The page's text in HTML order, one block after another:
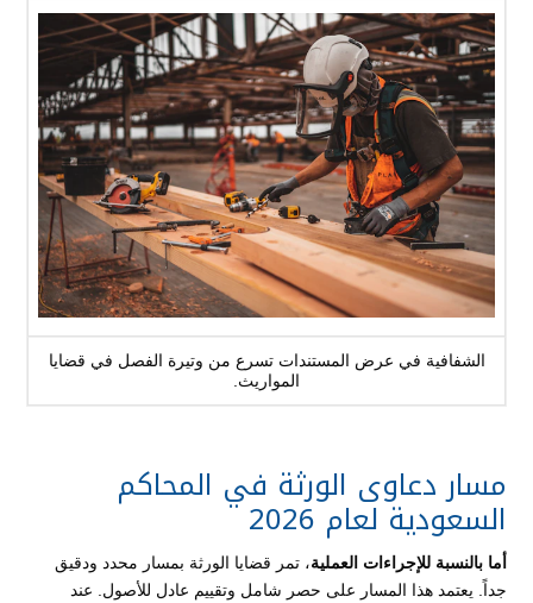
الشفافية في عرض المستندات تسرع من وتيرة الفصل في قضايا
المواريث.
مسار دعاوى الورثة في المحاكم
السعودية لعام 2026
أما بالنسبة للإجراءات العملية، تمر قضايا الورثة بمسار محدد ودقيق
جداً. يعتمد هذا المسار على حصر شامل وتقييم عادل للأصول. عند